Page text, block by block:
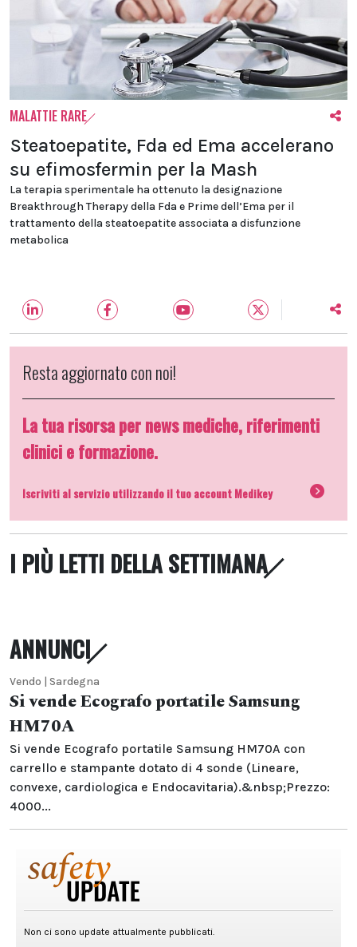
MALATTIE RARE
Steatoepatite, Fda ed Ema accelerano
su efimosfermin per la Mash
La terapia sperimentale ha ottenuto la designazione
Breakthrough Therapy della Fda e Prime dell’Ema per il
trattamento della steatoepatite associata a disfunzione
metabolica
Resta aggiornato con noi!
La tua risorsa per news mediche, riferimenti
clinici e formazione.
Iscriviti al servizio utilizzando il tuo account Medikey
I PIÙ LETTI DELLA SETTIMANA
ANNUNCI
Vendo | Sardegna
Si vende Ecografo portatile Samsung
HM70A
Si vende Ecografo portatile Samsung HM70A con
carrello e stampante dotato di 4 sonde (Lineare,
convexe, cardiologica e Endocavitaria).&nbsp;Prezzo:
4000...